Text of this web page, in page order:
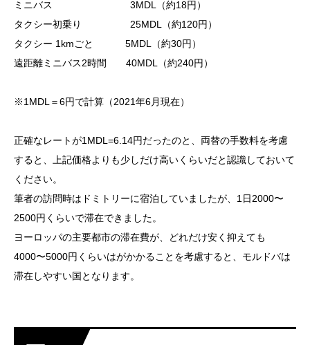
ミニバス 3MDL（約18円）
タクシー初乗り 25MDL（約120円）
タクシー 1kmごと 5MDL（約30円）
遠距離ミニバス2時間 40MDL（約240円）
※1MDL＝6円で計算（2021年6月現在）
正確なレートが1MDL=6.14円だったのと、両替の手数料を考慮
すると、上記価格よりも少しだけ高いくらいだと認識しておいて
ください。
筆者の訪問時はドミトリーに宿泊していましたが、1日2000〜
2500円くらいで滞在できました。
ヨーロッパの主要都市の滞在費が、どれだけ安く抑えても
4000〜5000円くらいはがかかることを考慮すると、モルドバは
滞在しやすい国となります。